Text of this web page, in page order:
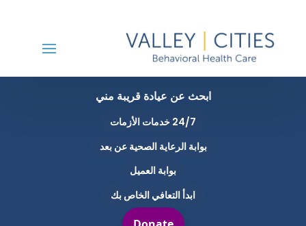
ابحث عن عيادة قريبة مني
24/7 خدمات الأزمات
بوابة الرعاية الصحية عن بعد
بوابة العميل
ابدأ التعافي الخاص بك